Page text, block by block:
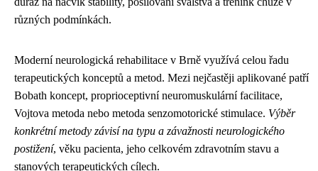
různých podmínkách.
Moderní neurologická rehabilitace v Brně využívá celou řadu
terapeutických konceptů a metod. Mezi nejčastěji aplikované patří
Bobath koncept, proprioceptivní neuromuskulární facilitace,
Vojtova metoda nebo metoda senzomotorické stimulace. Výběr
konkrétní metody závisí na typu a závažnosti neurologického
postižení, věku pacienta, jeho celkovém zdravotním stavu a
stanových terapeutických cílech.